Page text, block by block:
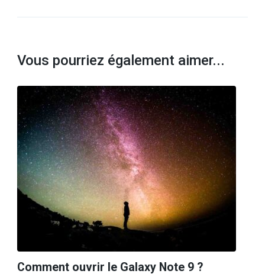
Vous pourriez également aimer...
Comment ouvrir le Galaxy Note 9 ?